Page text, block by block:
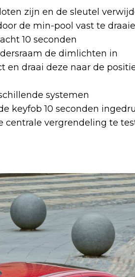
zijn en de sleutel
de min-pool vast te
10 seconden
de dimlichten in
draai deze naar de positie
systemen
keyfob 10 seconden
centrale vergrendeling te